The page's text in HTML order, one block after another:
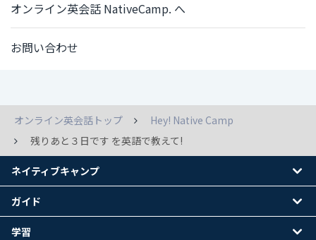
オンライン英会話 NativeCamp. へ
お問い合わせ
オンライン英会話トップ
Hey! Native Camp
残りあと３日です を英語で教えて!
ネイティブキャンプ
ガイド
学習